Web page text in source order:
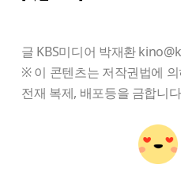
글 KBS미디어 박재환
※ 이 콘텐츠는 저작권법에
전재 복제, 배포등을 금합니